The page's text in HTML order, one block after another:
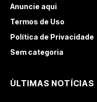
Anuncie aqui
Termos de Uso
Política de Privacidade
Sem categoria
ÙLTIMAS NOTÍCIAS